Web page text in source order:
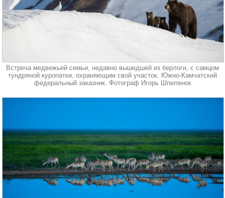
Встреча медвежьей семьи, недавно вышедшей из берлоги, с самцом
тундряной куропатки, охраняющим свой участок. Южно-Камчатский
федеральный заказник. Фотограф Игорь Шпиленок